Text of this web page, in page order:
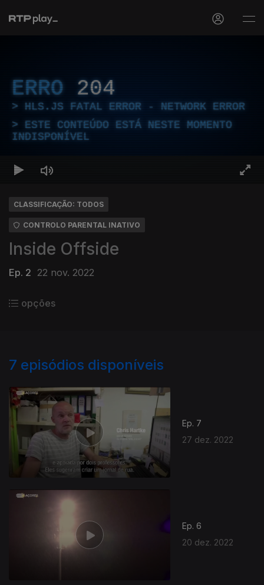
ERRO 204
HLS.JS FATAL ERROR - NETWORK ERROR
ESTE CONTEÚDO ESTÁ NESTE MOMENTO
INDISPONÍVEL
CLASSIFICAÇÃO: TODOS
CONTROLO PARENTAL INATIVO
Inside Offside
Ep. 2 22 nov. 2022
opções
7 episódios disponíveis
Ep. 7
27 dez. 2022
Ep. 6
20 dez. 2022